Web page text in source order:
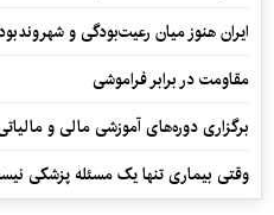
ایران هنوز میان رعیت‌بودگی و
مقاومت در برابر فراموشی
برگزاری دوره‌های آموزشی مالی و
وقتی بیماری تنها یک مسئله پزشکی